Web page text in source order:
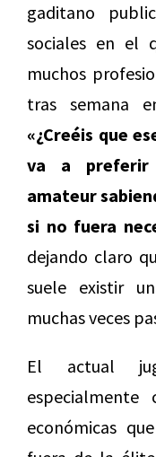
gaditano
sociales en el
muchos
tras semana
«¿Creéis que
va a preferir
amateur
si no fuera
dejando claro
suele existir
muchas veces
El actual
económicas